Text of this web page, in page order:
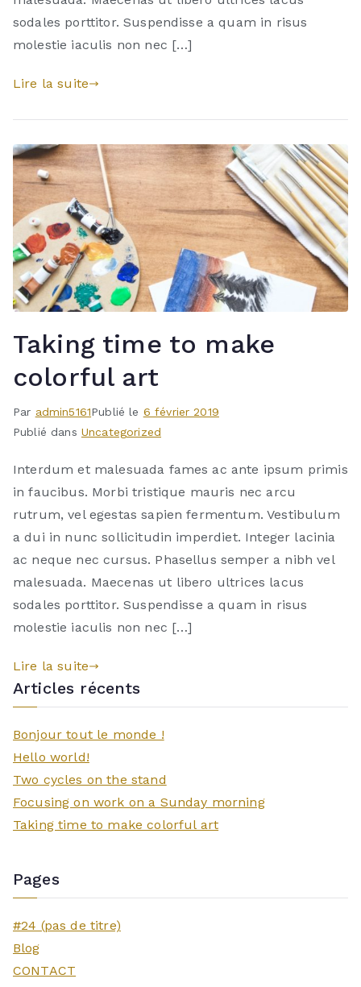
sodales porttitor. Suspendisse a quam in risus
molestie iaculis non nec […]
Lire la suite
Taking time to make
colorful art
Par admin5161Publié le 6 février 2019
Publié dans Uncategorized
Interdum et malesuada fames ac ante ipsum primis
in faucibus. Morbi tristique mauris nec arcu
rutrum, vel egestas sapien fermentum. Vestibulum
a dui in nunc sollicitudin imperdiet. Integer lacinia
ac neque nec cursus. Phasellus semper a nibh vel
malesuada. Maecenas ut libero ultrices lacus
sodales porttitor. Suspendisse a quam in risus
molestie iaculis non nec […]
Lire la suite
Articles récents
Bonjour tout le monde !
Hello world!
Two cycles on the stand
Focusing on work on a Sunday morning
Taking time to make colorful art
Pages
#24 (pas de titre)
Blog
CONTACT